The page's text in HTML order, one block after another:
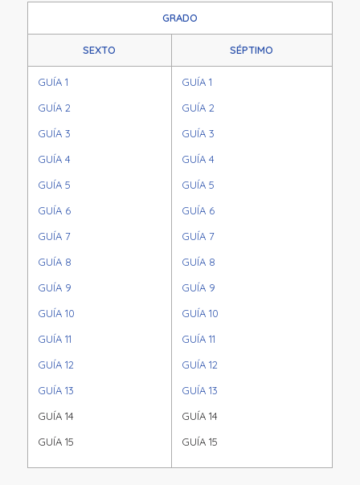
GRADO
SEXTO SÉPTIMO
GUÍA 1
GUÍA 2
GUÍA 3
GUÍA 4
GUÍA 5
GUÍA 6
GUÍA 7
GUÍA 8
GUÍA 9
GUÍA 10
GUÍA 11
GUÍA 12
GUÍA 13
GUÍA 14
GUÍA 15
GUÍA 1
GUÍA 2
GUÍA 3
GUÍA 4
GUÍA 5
GUÍA 6
GUÍA 7
GUÍA 8
GUÍA 9
GUÍA 10
GUÍA 11
GUÍA 12
GUÍA 13
GUÍA 14
GUÍA 15